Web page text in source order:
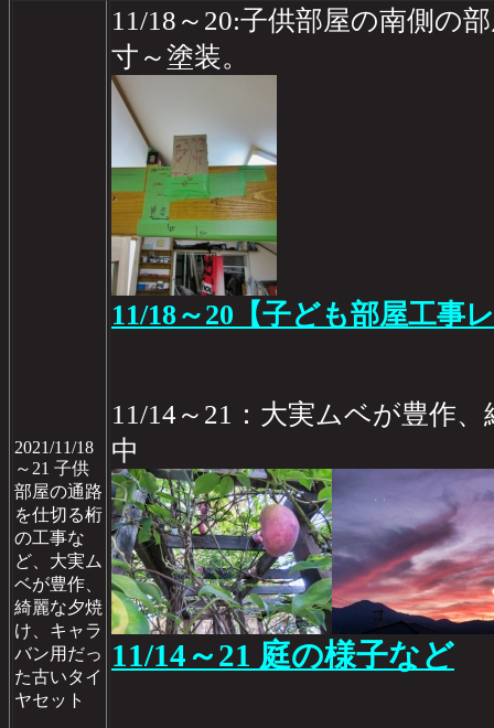
2021/11/18
～21 子供
部屋の通路
を仕切る桁
の工事な
ど、大実ム
ベが豊作、
綺麗な夕焼
け、キャラ
バン用だっ
た古いタイ
ヤセット
11/18～20:子供部屋の南側の
寸～塗装。
11/18～20【子ども部屋工事
11/14～21：大実ムベが豊作
中
11/14～21 庭の様子など